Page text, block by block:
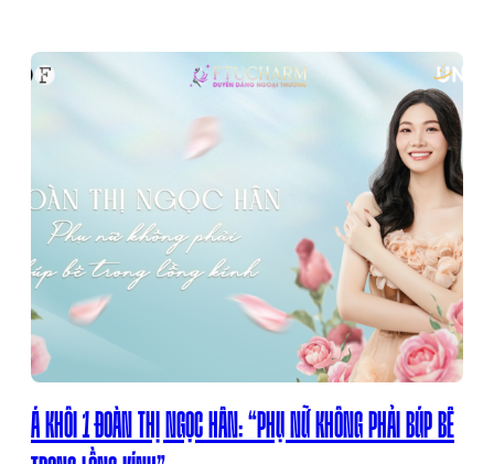
Á KHÔI 1 ĐOÀN THỊ NGỌC HÂN: “PHỤ NỮ KHÔNG PHẢI BÚP BÊ